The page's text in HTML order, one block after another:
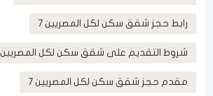
رابط حجز شقق سكن لكل المصريين 7
شروط التقديم على شقق سكن لكل المصريين 7
مقدم حجز شقق سكن لكل المصريين 7